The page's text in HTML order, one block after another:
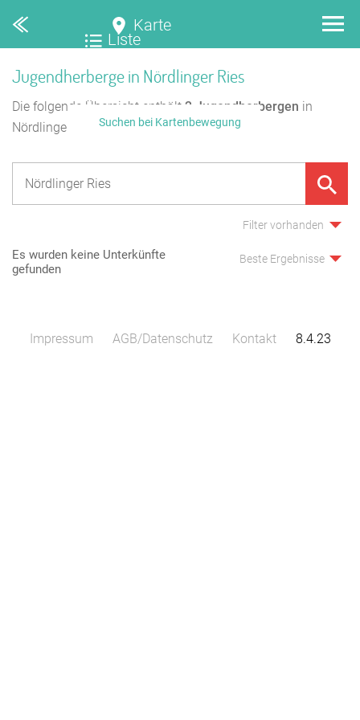
Karte
Liste
Jugendherberge in Nördlinger Ries
Die folgende Übersicht enthält 2 Jugendherbergen in
Nördlinger Ries.
Filter vorhanden
Es wurden keine Unterkünfte
gefunden
Beste Ergebnisse
Suchen bei Kartenbewegung
Impressum AGB/Datenschutz Kontakt 8.4.23